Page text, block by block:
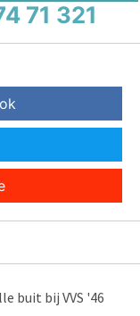
71 321
buit bij VVS '46